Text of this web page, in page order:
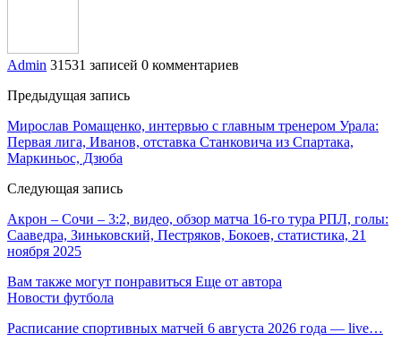
Admin 31531 записей 0 комментариев
Предыдущая запись
Мирослав Ромащенко, интервью с главным тренером Урала:
Первая лига, Иванов, отставка Станковича из Спартака,
Маркиньос, Дзюба
Следующая запись
Акрон – Сочи – 3:2, видео, обзор матча 16-го тура РПЛ, голы:
Сааведра, Зиньковский, Пестряков, Бокоев, статистика, 21
ноября 2025
Вам также могут понравиться Еще от автора
Новости футбола
Расписание спортивных матчей 6 августа 2026 года — live…